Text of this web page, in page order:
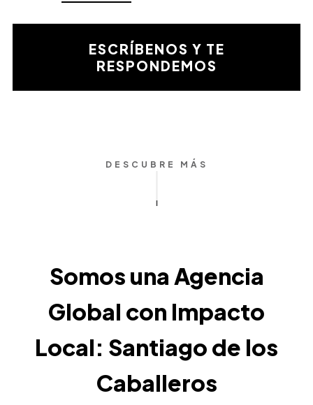
la
ESCRÍBENOS Y TE
RESPONDEMOS
DESCUBRE MÁS
Somos una Agencia
Global con Impacto
Local: Santiago de los
Caballeros